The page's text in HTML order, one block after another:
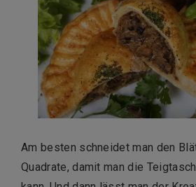
Am besten schneidet man den
Quadrate, damit man die